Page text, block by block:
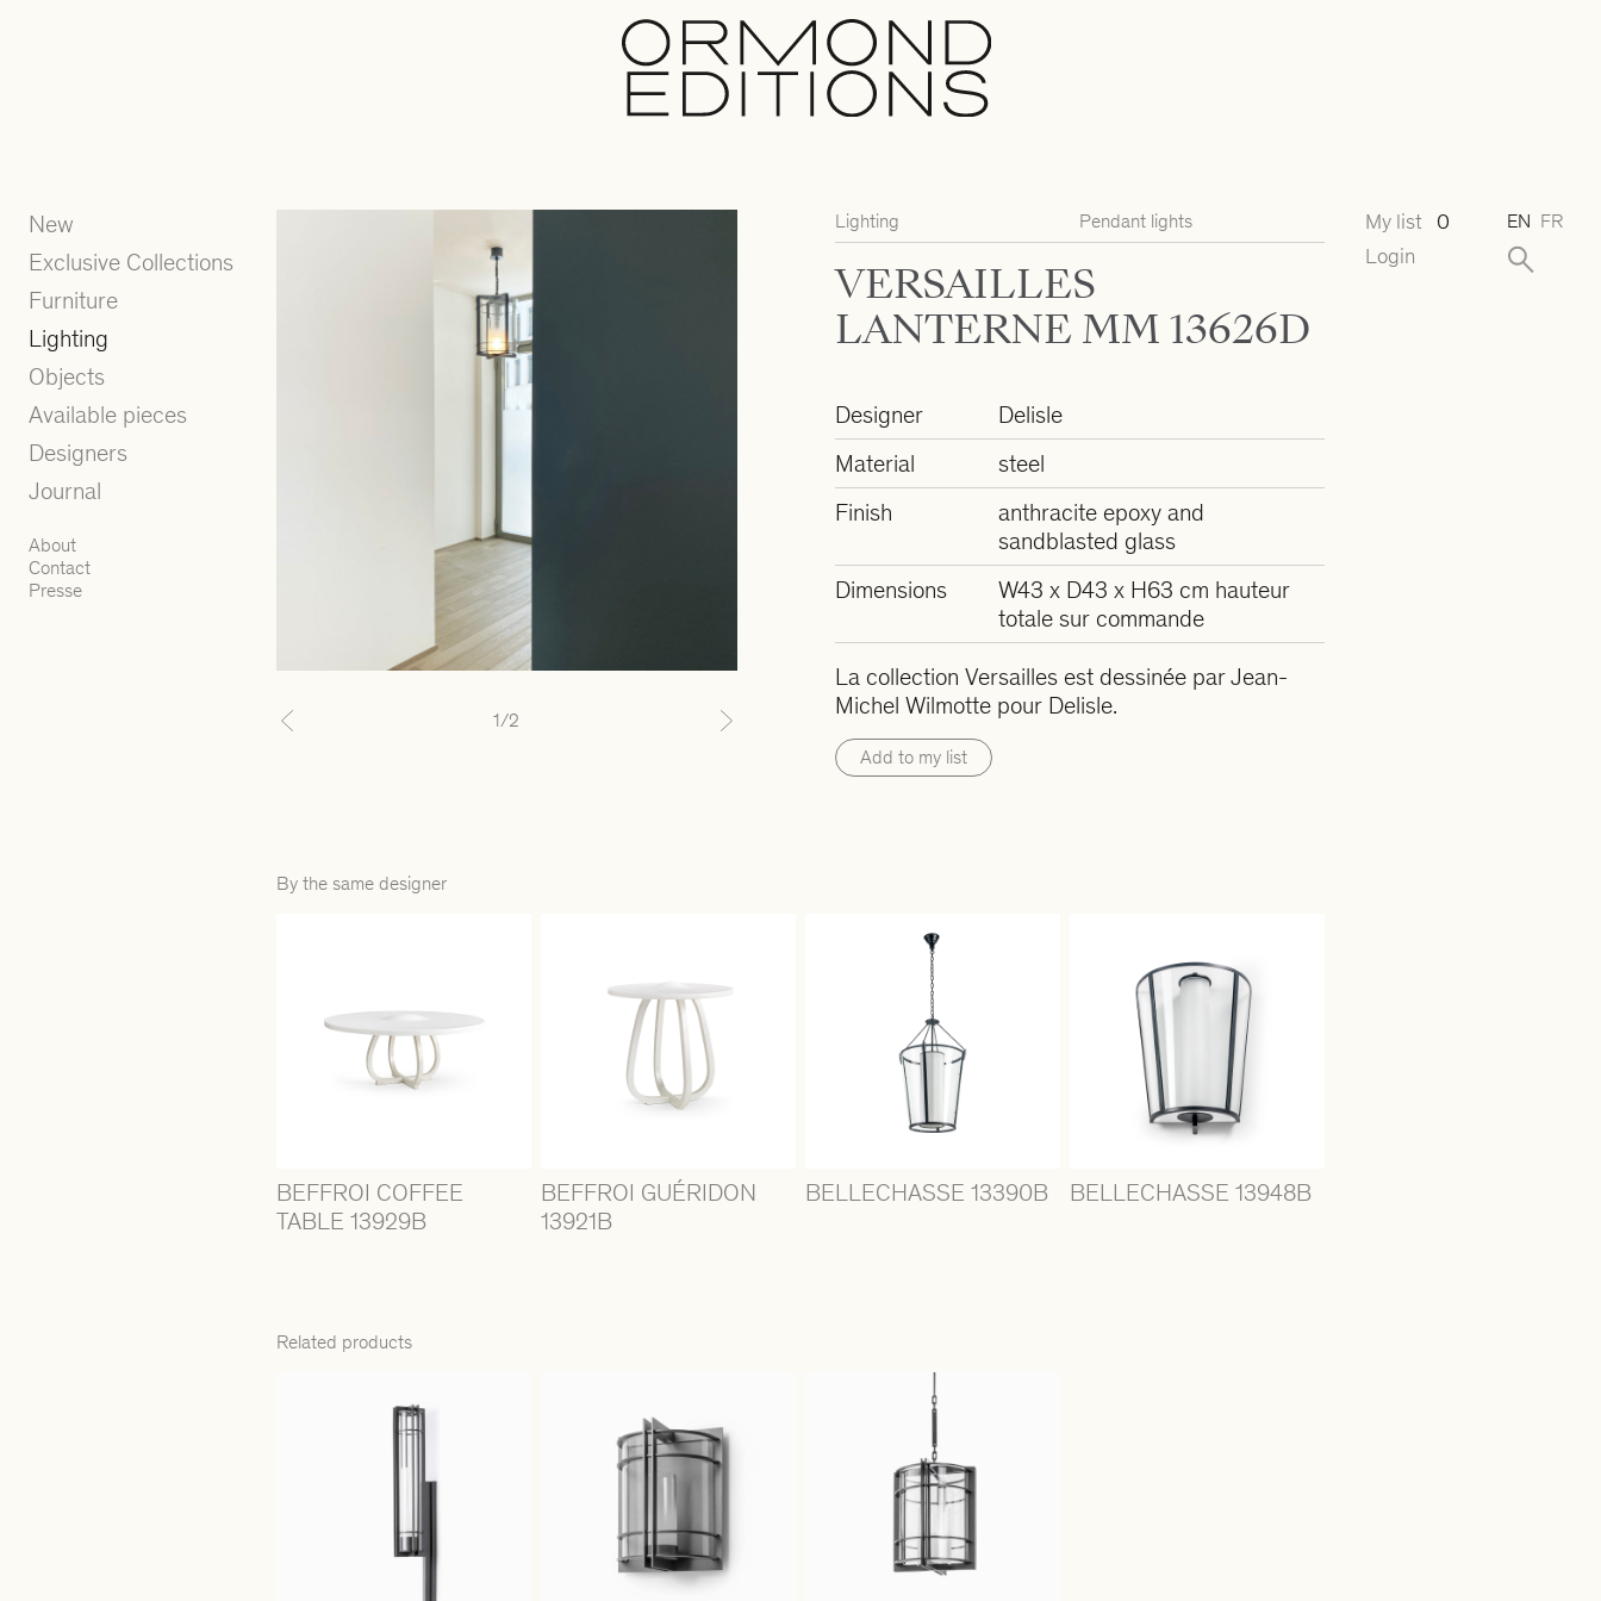
New
Exclusive Collections
Furniture
Lighting
Objects
Available pieces
Designers
Journal
About
Contact
Presse
Previous 1/2
Lighting Pendant lights
VERSAILLES
LANTERNE MM 13626D
Designer
Delisle
Material
steel
Finish
anthracite epoxy and
sandblasted glass
Dimensions
W43 x D43 x H63 cm hauteur
totale sur commande
La collection Versailles est dessinée par Jean-
Michel Wilmotte pour Delisle.
Add to my list
By the same designer
BEFFROI COFFEE
TABLE 13929B
BEFFROI GUÉRIDON
13921B
BELLECHASSE 13390B BELLECHASSE 13948B
Related products
My list
0
Login
EN FR